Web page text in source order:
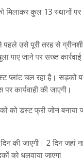
मिलाकर कुल 13 स्थानों पर
उसे पूरी तरह से
पाए जाने पर सख्त कार्रवाई
प्लांट चल रहा है। सड़कों
कार्यवाही की जाएगी।
को डस्ट फ्री जोन
की जाएगी। 2 दिन जहां
को धुलवाया जाएगा